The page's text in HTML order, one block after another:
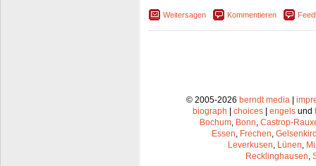
Weitersagen Kommentieren
© 2005-2026 berndt media|
biograph | choices | engels und
Bochum, Bonn, Castrop-
Essen, Frechen,
Leverkusen, Lünen,
Recklinghausen,